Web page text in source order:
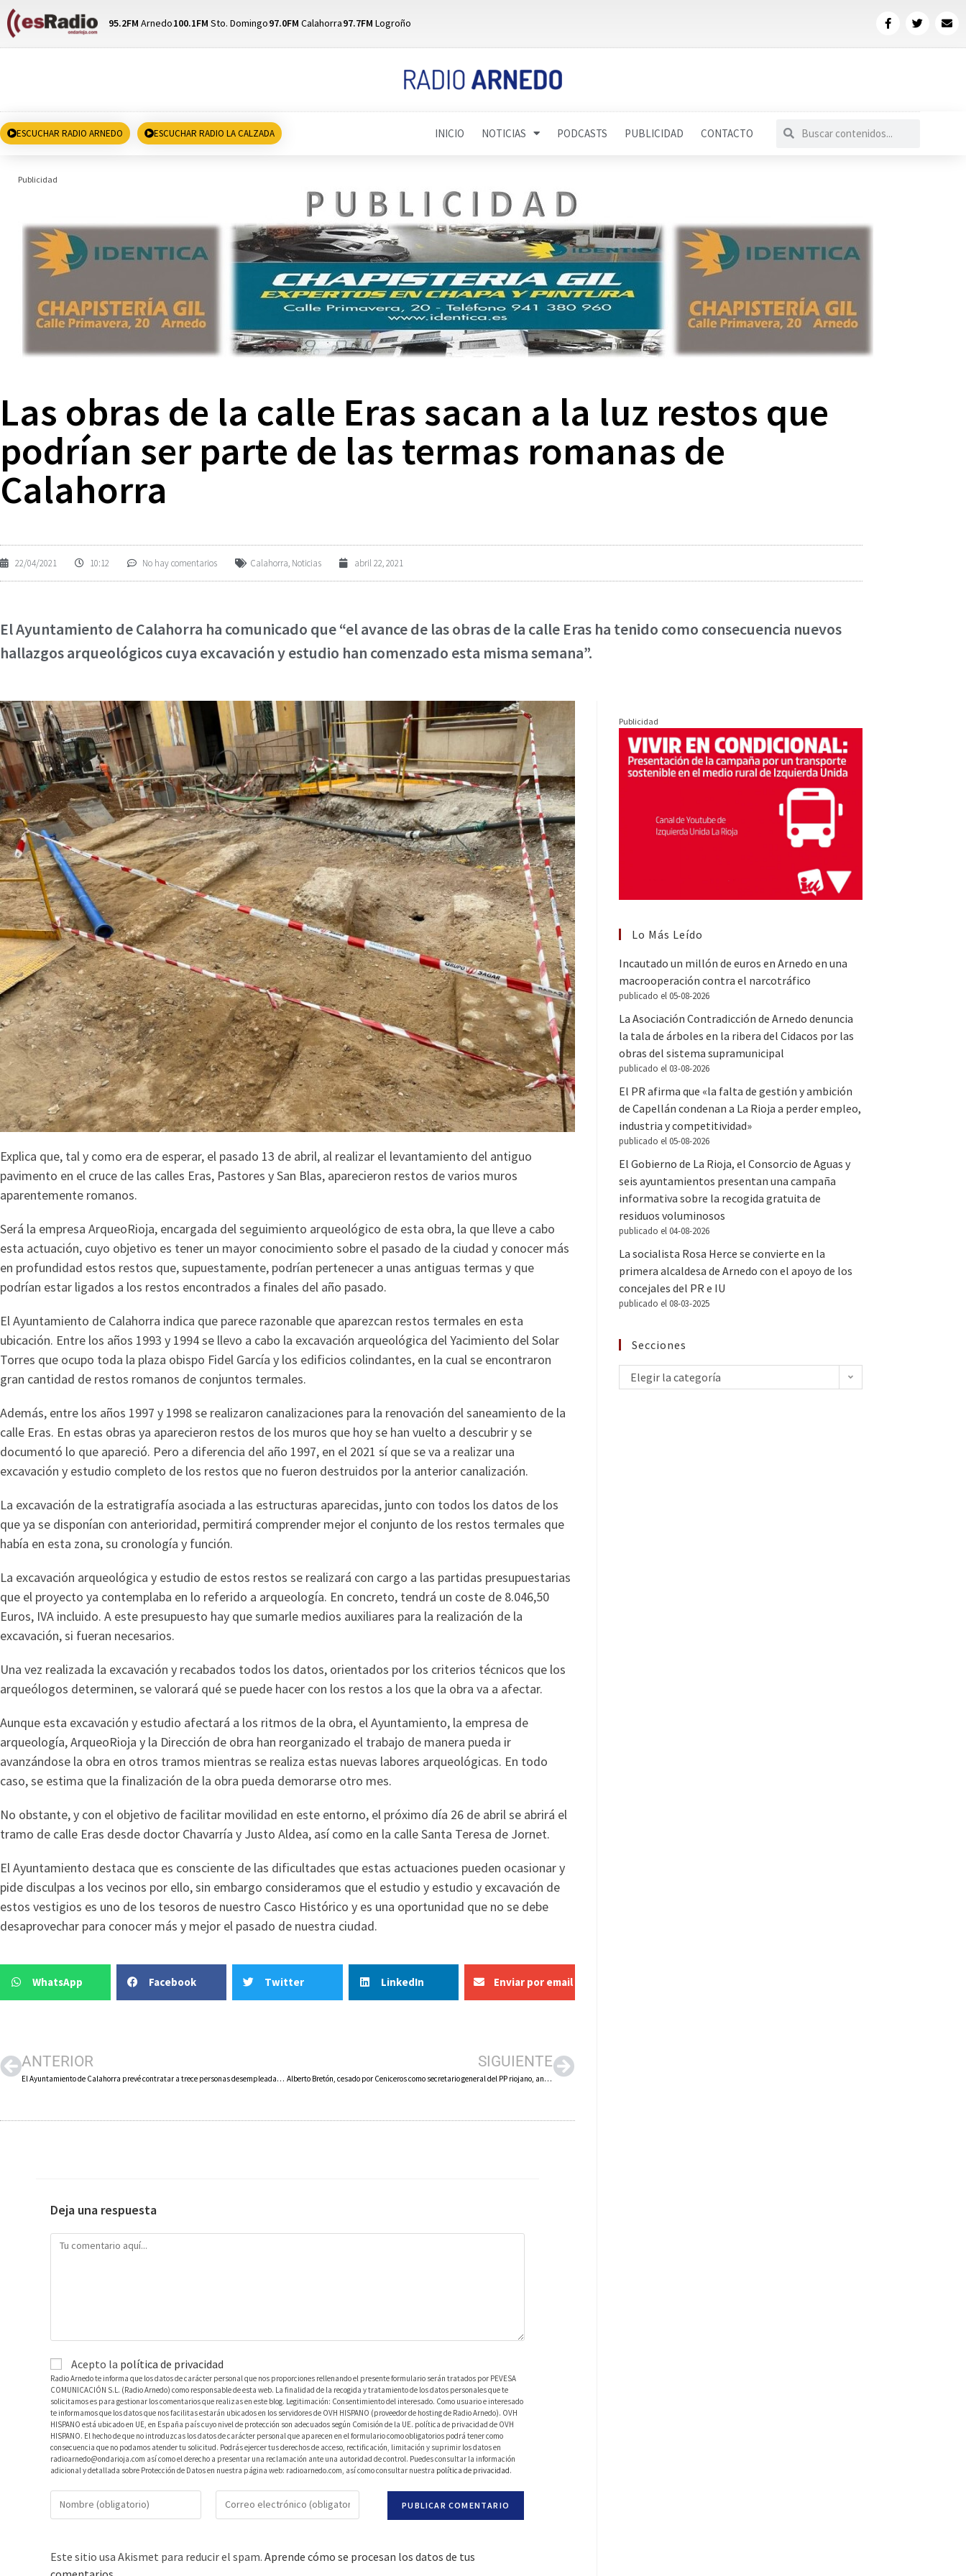
95.2FM Arnedo100.1FM Sto. Domingo97.0FM Calahorra97.7FM Logroño
ESCUCHAR RADIO ARNEDO ESCUCHAR RADIO LA CALZADA INICIO NOTICIAS PODCASTS PUBLICIDAD CONTACTO
Publicidad
Las obras de la calle Eras sacan a la luz restos que
podrían ser parte de las termas romanas de
Calahorra
22/04/2021 10:12 No hay comentarios Calahorra, Noticias abril 22, 2021
El Ayuntamiento de Calahorra ha comunicado que “el avance de las obras de la calle Eras ha tenido como consecuencia nuevos
hallazgos arqueológicos cuya excavación y estudio han comenzado esta misma semana”.
Explica que, tal y como era de esperar, el pasado 13 de abril, al realizar el levantamiento del antiguo
pavimento en el cruce de las calles Eras, Pastores y San Blas, aparecieron restos de varios muros
aparentemente romanos.
Será la empresa ArqueoRioja, encargada del seguimiento arqueológico de esta obra, la que lleve a cabo
esta actuación, cuyo objetivo es tener un mayor conocimiento sobre el pasado de la ciudad y conocer más
en profundidad estos restos que, supuestamente, podrían pertenecer a unas antiguas termas y que
podrían estar ligados a los restos encontrados a finales del año pasado.
El Ayuntamiento de Calahorra indica que parece razonable que aparezcan restos termales en esta
ubicación. Entre los años 1993 y 1994 se llevo a cabo la excavación arqueológica del Yacimiento del Solar
Torres que ocupo toda la plaza obispo Fidel García y los edificios colindantes, en la cual se encontraron
gran cantidad de restos romanos de conjuntos termales.
Además, entre los años 1997 y 1998 se realizaron canalizaciones para la renovación del saneamiento de la
calle Eras. En estas obras ya aparecieron restos de los muros que hoy se han vuelto a descubrir y se
documentó lo que apareció. Pero a diferencia del año 1997, en el 2021 sí que se va a realizar una
excavación y estudio completo de los restos que no fueron destruidos por la anterior canalización.
La excavación de la estratigrafía asociada a las estructuras aparecidas, junto con todos los datos de los
que ya se disponían con anterioridad, permitirá comprender mejor el conjunto de los restos termales que
había en esta zona, su cronología y función.
La excavación arqueológica y estudio de estos restos se realizará con cargo a las partidas presupuestarias
que el proyecto ya contemplaba en lo referido a arqueología. En concreto, tendrá un coste de 8.046,50
Euros, IVA incluido. A este presupuesto hay que sumarle medios auxiliares para la realización de la
excavación, si fueran necesarios.
Una vez realizada la excavación y recabados todos los datos, orientados por los criterios técnicos que los
arqueólogos determinen, se valorará qué se puede hacer con los restos a los que la obra va a afectar.
Aunque esta excavación y estudio afectará a los ritmos de la obra, el Ayuntamiento, la empresa de
arqueología, ArqueoRioja y la Dirección de obra han reorganizado el trabajo de manera pueda ir
avanzándose la obra en otros tramos mientras se realiza estas nuevas labores arqueológicas. En todo
caso, se estima que la finalización de la obra pueda demorarse otro mes.
No obstante, y con el objetivo de facilitar movilidad en este entorno, el próximo día 26 de abril se abrirá el
tramo de calle Eras desde doctor Chavarría y Justo Aldea, así como en la calle Santa Teresa de Jornet.
El Ayuntamiento destaca que es consciente de las dificultades que estas actuaciones pueden ocasionar y
pide disculpas a los vecinos por ello, sin embargo consideramos que el estudio y estudio y excavación de
estos vestigios es uno de los tesoros de nuestro Casco Histórico y es una oportunidad que no se debe
desaprovechar para conocer más y mejor el pasado de nuestra ciudad.
WhatsApp Facebook Twitter LinkedIn Enviar por email
ANTERIOR
El Ayuntamiento de Calahorra prevé contratar a trece personas desempleadas para realizar obras y servicios de interés general y social
SIGUIENTE
Alberto Bretón, cesado por Ceniceros como secretario general del PP riojano, anuncia que optará a presidir el partido
Deja una respuesta
Acepto la política de privacidad
Radio Arnedo te informa que los datos de carácter personal que nos proporciones rellenando el presente formulario serán tratados por PEVESA
COMUNICACIÓN S.L. (Radio Arnedo) como responsable de esta web. La finalidad de la recogida y tratamiento de los datos personales que te
solicitamos es para gestionar los comentarios que realizas en este blog. Legitimación: Consentimiento del interesado. Como usuario e interesado
te informamos que los datos que nos facilitas estarán ubicados en los servidores de OVH HISPANO (proveedor de hosting de Radio Arnedo). OVH
HISPANO está ubicado en UE, en España país cuyo nivel de protección son adecuados según Comisión de la UE. política de privacidad de OVH
HISPANO. El hecho de que no introduzcas los datos de carácter personal que aparecen en el formulario como obligatorios podrá tener como
consecuencia que no podamos atender tu solicitud. Podrás ejercer tus derechos de acceso, rectificación, limitación y suprimir los datos en
radioarnedo@ondarioja.com así como el derecho a presentar una reclamación ante una autoridad de control. Puedes consultar la información
adicional y detallada sobre Protección de Datos en nuestra página web: radioarnedo.com, así como consultar nuestra política de privacidad.
Este sitio usa Akismet para reducir el spam. Aprende cómo se procesan los datos de tus
Publicidad
Lo Más Leído
Incautado un millón de euros en Arnedo en una
macrooperación contra el narcotráfico
publicado el 05-08-2026
La Asociación Contradicción de Arnedo denuncia
la tala de árboles en la ribera del Cidacos por las
obras del sistema supramunicipal
publicado el 03-08-2026
El PR afirma que «la falta de gestión y ambición
de Capellán condenan a La Rioja a perder empleo,
industria y competitividad»
publicado el 05-08-2026
El Gobierno de La Rioja, el Consorcio de Aguas y
seis ayuntamientos presentan una campaña
informativa sobre la recogida gratuita de
residuos voluminosos
publicado el 04-08-2026
La socialista Rosa Herce se convierte en la
primera alcaldesa de Arnedo con el apoyo de los
concejales del PR e IU
publicado el 08-03-2025
Secciones
Elegir la categoría